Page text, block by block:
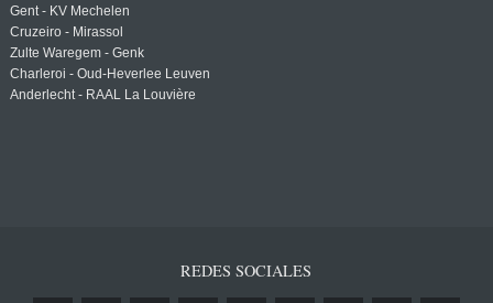
Gent - KV Mechelen
Cruzeiro - Mirassol
Zulte Waregem - Genk
Charleroi - Oud-Heverlee Leuven
Anderlecht - RAAL La Louvière
REDES SOCIALES